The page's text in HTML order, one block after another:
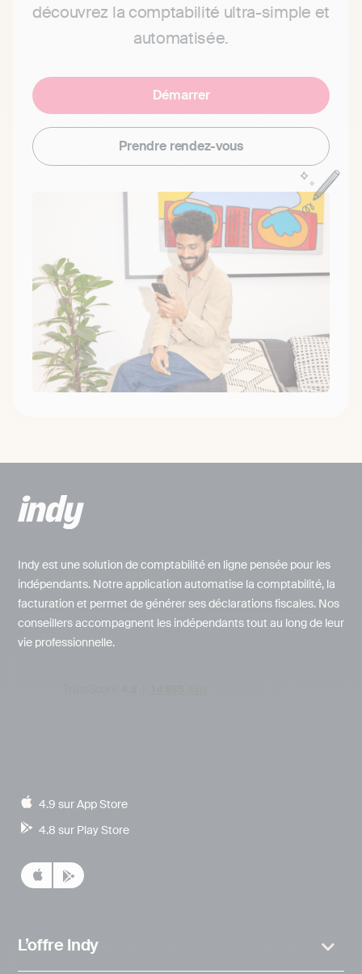
découvrez la comptabilité ultra-simple et
automatisée.
Démarrer
Prendre rendez-vous
Indy est une solution de comptabilité en ligne pensée pour les
indépendants. Notre application automatise la comptabilité, la
facturation et permet de générer ses déclarations fiscales. Nos
conseillers accompagnent les indépendants tout au long de leur
vie professionnelle.
4.9 sur App Store
4.8 sur Play Store
L’offre Indy